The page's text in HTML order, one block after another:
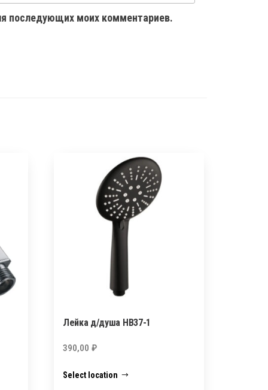
последующих моих комментариев.
Лейка д/душа HB37-1
390,00₽
Select location